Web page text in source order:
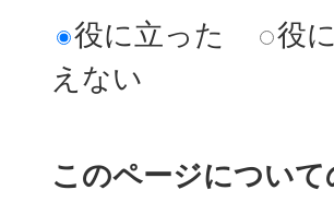
役に立った
役
えない
このページについて